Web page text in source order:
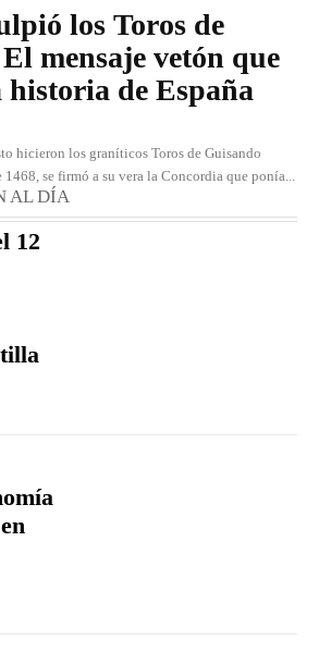
los Toros de
mensaje vetón que
historia de España
se firmó a su vera la Concordia que ponía...
AL DÍA
12